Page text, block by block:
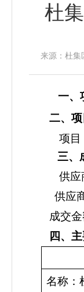
杜
来源：杜
一、
二、
项目
三、
供应
供应
成交金
四 、
名称：